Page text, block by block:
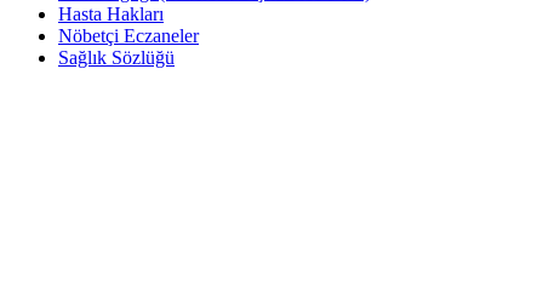
Hasta Hakları
Nöbetçi Eczaneler
Sağlık Sözlüğü